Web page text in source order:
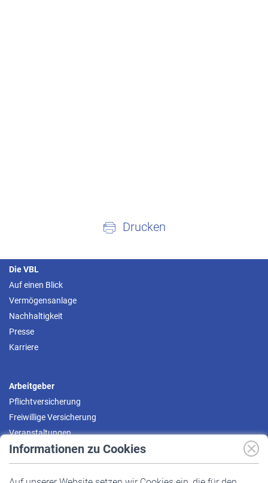
Informationen zu Cookies
Drucken
Die VBL
Auf einen Blick
Vermögensanlage
Nachhaltigkeit
Presse
Karriere
Arbeitgeber
Pflichtversicherung
Freiwillige Versicherung
Veranstaltungen